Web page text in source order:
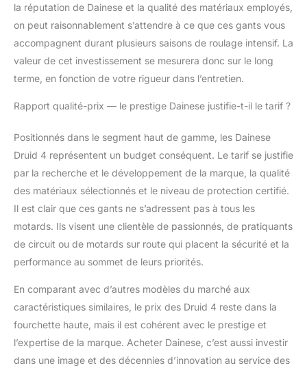
la réputation de Dainese et la qualité des matériaux employés,
on peut raisonnablement s’attendre à ce que ces gants vous
accompagnent durant plusieurs saisons de roulage intensif. La
valeur de cet investissement se mesurera donc sur le long
terme, en fonction de votre rigueur dans l’entretien.
Rapport qualité-prix — le prestige Dainese justifie-t-il le tarif ?
Positionnés dans le segment haut de gamme, les Dainese
Druid 4 représentent un budget conséquent. Le tarif se justifie
par la recherche et le développement de la marque, la qualité
des matériaux sélectionnés et le niveau de protection certifié.
Il est clair que ces gants ne s’adressent pas à tous les
motards. Ils visent une clientèle de passionnés, de pratiquants
de circuit ou de motards sur route qui placent la sécurité et la
performance au sommet de leurs priorités.
En comparant avec d’autres modèles du marché aux
caractéristiques similaires, le prix des Druid 4 reste dans la
fourchette haute, mais il est cohérent avec le prestige et
l’expertise de la marque. Acheter Dainese, c’est aussi investir
dans une image et des décennies d’innovation au service des